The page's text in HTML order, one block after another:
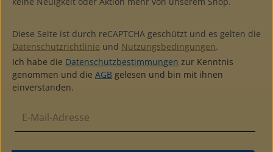
Diese Seite ist durch reCAPTCHA geschützt und es gelten die
Datenschutzrichtlinie und Nutzungsbedingungen.
Ich habe die Datenschutzbestimmungen zur Kenntnis
genommen und die AGB gelesen und bin mit ihnen
einverstanden.